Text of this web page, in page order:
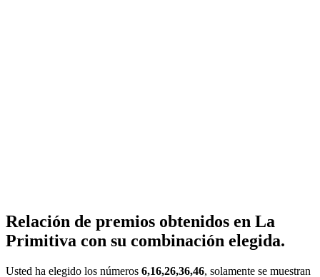
Relación de premios obtenidos en La
Primitiva con su combinación elegida.
Usted ha elegido los números 6,16,26,36,46, solamente se muestran